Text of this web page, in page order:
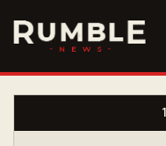
ARARAT GYM